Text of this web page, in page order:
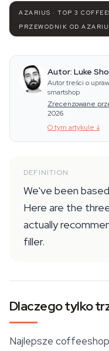
AZARIUS · TOP 3
PRZEWODNIK OD
Autor: Luke
Autor treści o
smartshop
Zrecenzowane
2026
O tym artykule ↓
DEFINITION
We've been
Here are the
actually
filler.
Dlaczego tylko
Najlepsze